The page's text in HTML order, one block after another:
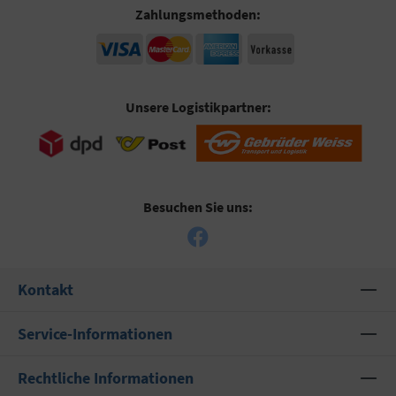
Zahlungsmethoden:
Unsere Logistikpartner:
Besuchen Sie uns:
Kontakt
Service-Informationen
Rechtliche Informationen